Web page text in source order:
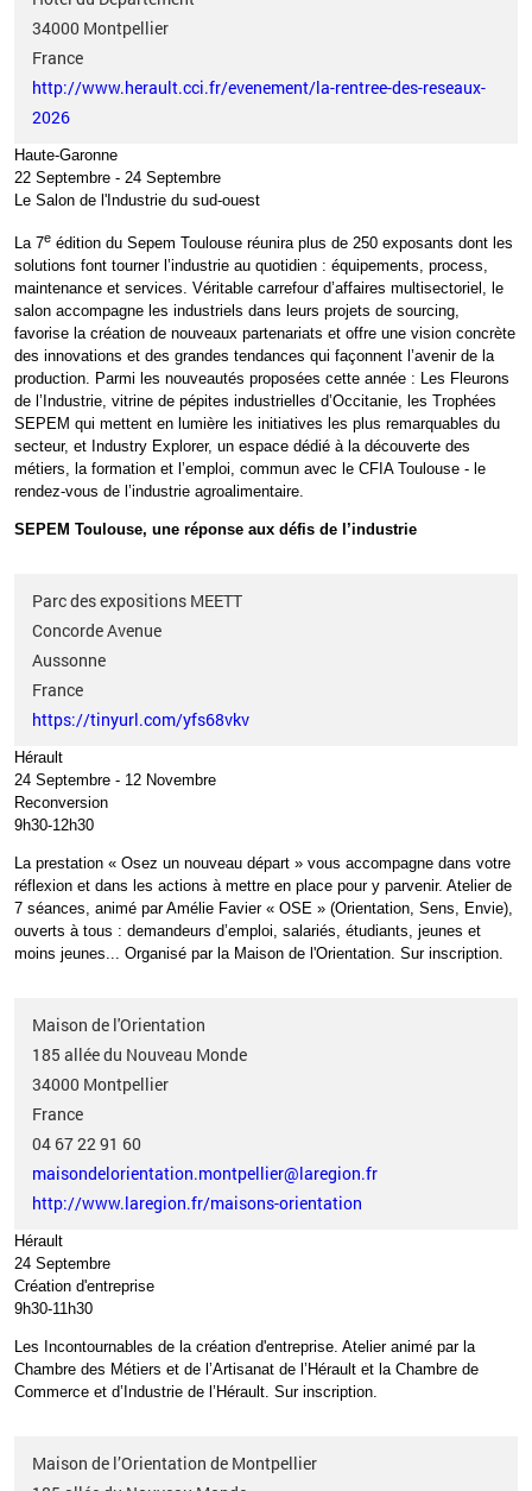
34000 Montpellier
France
http://www.herault.cci.fr/evenement/la-rentree-des-reseaux-
2026
Haute-Garonne
22 Septembre - 24 Septembre
Le Salon de l'Industrie du sud-ouest
La 7e édition du Sepem Toulouse réunira plus de 250 exposants dont les
solutions font tourner l’industrie au quotidien : équipements, process,
maintenance et services. Véritable carrefour d’affaires multisectoriel, le
salon accompagne les industriels dans leurs projets de sourcing,
favorise la création de nouveaux partenariats et offre une vision concrète
des innovations et des grandes tendances qui façonnent l’avenir de la
production. Parmi les nouveautés proposées cette année : Les Fleurons
de l’Industrie, vitrine de pépites industrielles d’Occitanie, les Trophées
SEPEM qui mettent en lumière les initiatives les plus remarquables du
secteur, et Industry Explorer, un espace dédié à la découverte des
métiers, la formation et l’emploi, commun avec le CFIA Toulouse - le
rendez-vous de l’industrie agroalimentaire.
SEPEM Toulouse, une réponse aux défis de l’industrie
Parc des expositions MEETT
Concorde Avenue
Aussonne
France
https://tinyurl.com/yfs68vkv
Hérault
24 Septembre - 12 Novembre
Reconversion
9h30-12h30
La prestation « Osez un nouveau départ » vous accompagne dans votre
réflexion et dans les actions à mettre en place pour y parvenir. Atelier de
7 séances, animé par Amélie Favier « OSE » (Orientation, Sens, Envie),
ouverts à tous : demandeurs d’emploi, salariés, étudiants, jeunes et
moins jeunes... Organisé par la Maison de l'Orientation. Sur inscription.
Maison de l'Orientation
185 allée du Nouveau Monde
34000 Montpellier
France
04 67 22 91 60
maisondelorientation.montpellier@laregion.fr
http://www.laregion.fr/maisons-orientation
Hérault
24 Septembre
Création d'entreprise
9h30-11h30
Les Incontournables de la création d'entreprise. Atelier animé par la
Chambre des Métiers et de l’Artisanat de l’Hérault et la Chambre de
Commerce et d’Industrie de l’Hérault. Sur inscription.
Maison de l’Orientation de Montpellier